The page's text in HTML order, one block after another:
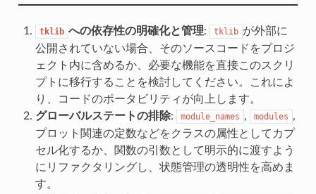
tklib への依存性の明確化と管理: tklib が外部に
公開されていない場合、そのソースコードをプロジ
ェクト内に含めるか、必要な機能を直接このスクリ
プトに移行することを検討してください。これによ
り、コードのポータビリティが向上します。
グローバルステートの排除: module_names , modules ,
プロット関連の定数などをクラスの属性としてカプ
セル化するか、関数の引数として明示的に渡すよう
にリファクタリングし、状態管理の透明性を高めま
す。